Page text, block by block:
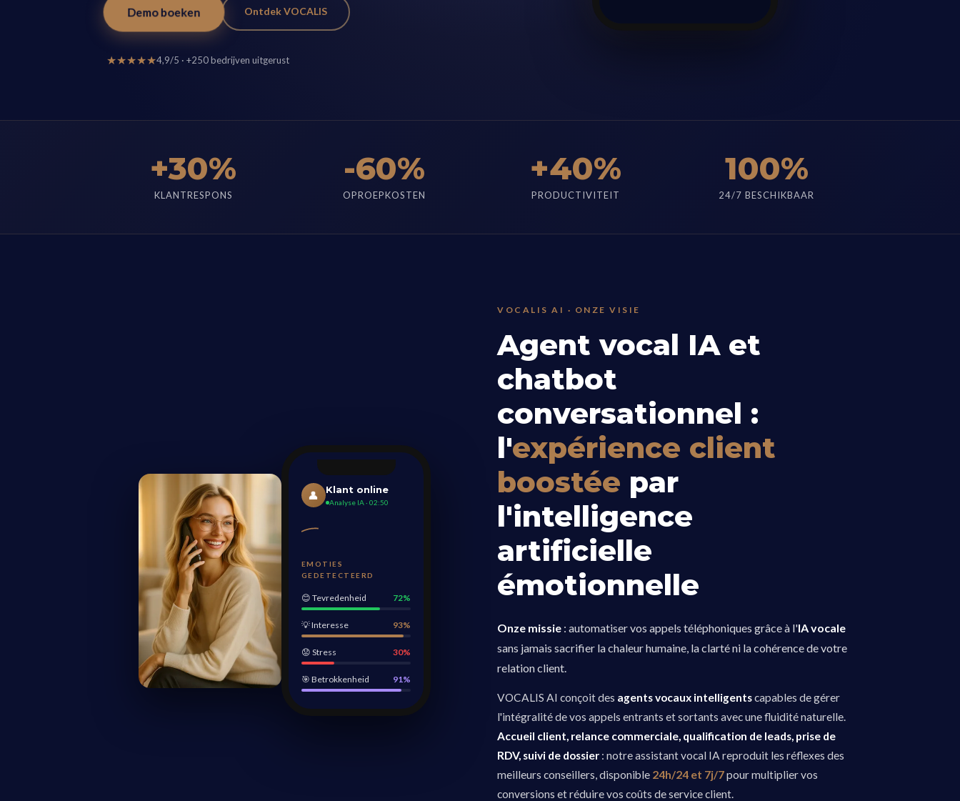
Demo boeken Ontdek VOCALIS
★★★★★4,9/5 · +250 bedrijven uitgerust
+30%
KLANTRESPONS
-60%
OPROEPKOSTEN
+40%
PRODUCTIVITEIT
100%
24/7 BESCHIKBAAR
👤 Klant online
Analyse IA · 02:50
EMOTIES
GEDETECTEERD
😊 Tevredenheid 72%
💡 Interesse 93%
😟 Stress 30%
🎯 Betrokkenheid 91%
VOCALIS AI · ONZE VISIE
Agent vocal IA et
chatbot
conversationnel :
l'expérience client
boostée par
l'intelligence
artificielle
émotionnelle
Onze missie : automatiser vos appels téléphoniques grâce à l'IA vocale
sans jamais sacrifier la chaleur humaine, la clarté ni la cohérence de votre
relation client.
VOCALIS AI conçoit des agents vocaux intelligentscapables de gérer
l'intégralité de vos appels entrants et sortants avec une fluidité naturelle.
Accueil client, relance commerciale, qualification de leads, prise de
RDV, suivi de dossier : notre assistant vocal IA reproduit les réflexes des
meilleurs conseillers, disponible 24h/24 et 7j/7pour multiplier vos
conversions et réduire vos coûts de service client.